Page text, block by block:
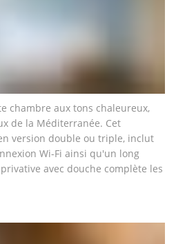
chambre aux tons chaleureux,
de la Méditerranée. Cet
version double ou triple, inclut
Wi-Fi ainsi qu'un long
avec douche complète les